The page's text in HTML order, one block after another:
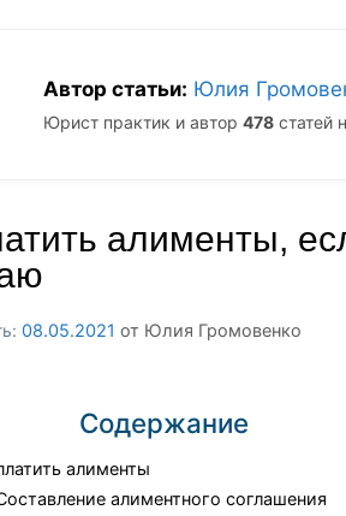
Автор статьи: Юлия
Юрист практик и автор 478 статей
алименты,
08.05.2021 от Юлия Громовенко
Содержание
алименты
алиментного соглашения